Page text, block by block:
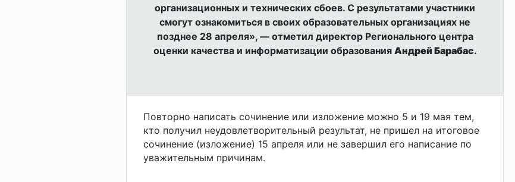
организационных и технических сбоев. С результатами участники
смогут ознакомиться в своих образовательных организациях не
позднее 28 апреля», — отметил директор Регионального центра
оценки качества и информатизации образования Андрей Барабас.
Повторно написать сочинение или изложение можно 5 и 19 мая тем,
кто получил неудовлетворительный результат, не пришел на итоговое
сочинение (изложение) 15 апреля или не завершил его написание по
уважительным причинам.